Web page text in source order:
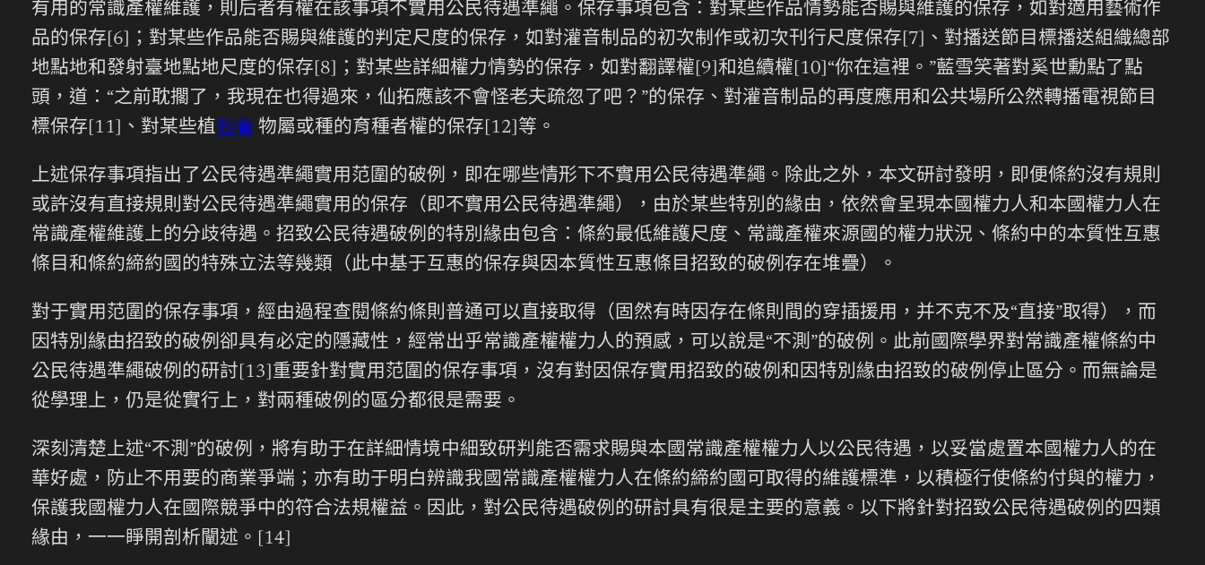
有用的常識產權維護，則后者有權在該事項不實用公民待遇準繩。保存事項包含：對某些作品情勢能否賜與維護的保存，如對適用藝術作
品的保存[6]；對某些作品能否賜與維護的判定尺度的保存，如對灌音制品的初次制作或初次刊行尺度保存[7]、對播送節目標播送組織總部
地點地和發射臺地點地尺度的保存[8]；對某些詳細權力情勢的保存，如對翻譯權[9]和追續權[10]“你在這裡。”藍雪笑著對奚世勳點了點
頭，道：“之前耽擱了，我現在也得過來，仙拓應該不會怪老夫疏忽了吧？”的保存、對灌音制品的再度應用和公共場所公然轉播電視節目
標保存[11]、對某些植包養 物屬或種的育種者權的保存[12]等。
上述保存事項指出了公民待遇準繩實用范圍的破例，即在哪些情形下不實用公民待遇準繩。除此之外，本文研討發明，即便條約沒有規則
或許沒有直接規則對公民待遇準繩實用的保存（即不實用公民待遇準繩），由於某些特別的緣由，依然會呈現本國權力人和本國權力人在
常識產權維護上的分歧待遇。招致公民待遇破例的特別緣由包含：條約最低維護尺度、常識產權來源國的權力狀況、條約中的本質性互惠
條目和條約締約國的特殊立法等幾類（此中基于互惠的保存與因本質性互惠條目招致的破例存在堆疊）。
對于實用范圍的保存事項，經由過程查閱條約條則普通可以直接取得（固然有時因存在條則間的穿插援用，并不克不及“直接”取得），而
因特別緣由招致的破例卻具有必定的隱藏性，經常出乎常識產權權力人的預感，可以說是“不測”的破例。此前國際學界對常識產權條約中
公民待遇準繩破例的研討[13]重要針對實用范圍的保存事項，沒有對因保存實用招致的破例和因特別緣由招致的破例停止區分。而無論是
從學理上，仍是從實行上，對兩種破例的區分都很是需要。
深刻清楚上述“不測”的破例，將有助于在詳細情境中細致研判能否需求賜與本國常識產權權力人以公民待遇，以妥當處置本國權力人的在
華好處，防止不用要的商業爭端；亦有助于明白辨識我國常識產權權力人在條約締約國可取得的維護標準，以積極行使條約付與的權力，
保護我國權力人在國際競爭中的符合法規權益。因此，對公民待遇破例的研討具有很是主要的意義。以下將針對招致公民待遇破例的四類
緣由，一一睜開剖析闡述。[14]